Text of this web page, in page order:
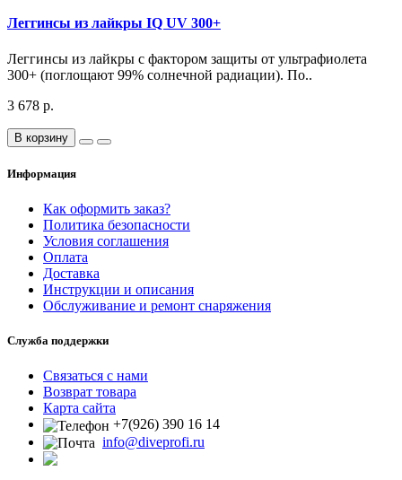
Леггинсы из лайкры IQ UV 300+
Леггинсы из лайкры с фактором защиты от ультрафиолета
300+ (поглощают 99% солнечной радиации). По..
3 678 р.
В корзину
Информация
Как оформить заказ?
Политика безопасности
Условия соглашения
Оплата
Доставка
Инструкции и описания
Обслуживание и ремонт снаряжения
Служба поддержки
Связаться с нами
Возврат товара
Карта сайта
+7(926) 390 16 14
info@diveprofi.ru